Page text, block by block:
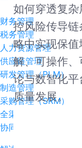
财务管理
税务管理
人力资源管理
供应链管理
研发管理（PLM）
制造管理
采购管理（SRM）
全渠道管理
协同办公
如何穿透复
控风险传导
略中实现保
解、可操作
论与数智化
质量发展。